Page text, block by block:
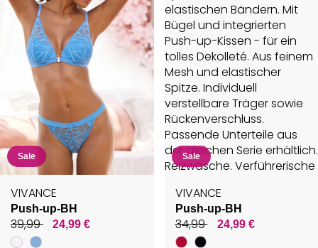
Sale
VIVANCE
Push-up-BH
39,99 24,99 €
Sale
VIVANCE
Push-up-BH
34,99 24,99 €